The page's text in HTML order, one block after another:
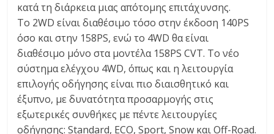
κατά τη διάρκεια μιας απότομης επιτάχυνσης.
Το 2WD είναι διαθέσιμο τόσο στην έκδοση 140PS
όσο και στην 158PS, ενώ το 4WD θα είναι
διαθέσιμο μόνο στα μοντέλα 158PS CVT. Το νέο
σύστημα ελέγχου 4WD, όπως και η λειτουργία
επιλογής οδήγησης είναι πιο διαισθητικό και
έξυπνο, με δυνατότητα προσαρμογής στις
εξωτερικές συνθήκες με πέντε λειτουργίες
οδήγησης: Standard, ECO, Sport, Snow και Off-Road.